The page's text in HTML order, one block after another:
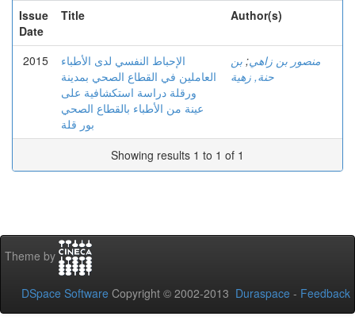
Issue
Date
Title Author(s)
2015
الإحباط النفسي لدى الأطباء
العاملين في القطاع الصحي بمدينة
ورقلة دراسة استكشافية على
عينة من الأطباء بالقطاع الصحي
بور قلة
منصور بن زاهي; بن
حنة, زهية
Showing results 1 to 1 of 1
Theme by
DSpace Software Copyright © 2002-2013 Duraspace - Feedback